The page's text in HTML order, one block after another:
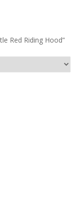
Red Riding Hood”